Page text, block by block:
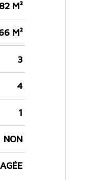
82 M²
M²
3
4
1
NON